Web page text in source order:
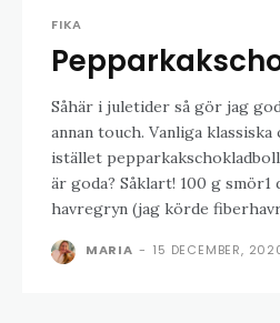
FIKA
Såhär i juletider så gör jag
annan touch. Vanliga
istället
är goda? Såklart! 100 g smör1 dl socker3 dl
havregryn (jag körde
MARIA - 15 DECEMBER,